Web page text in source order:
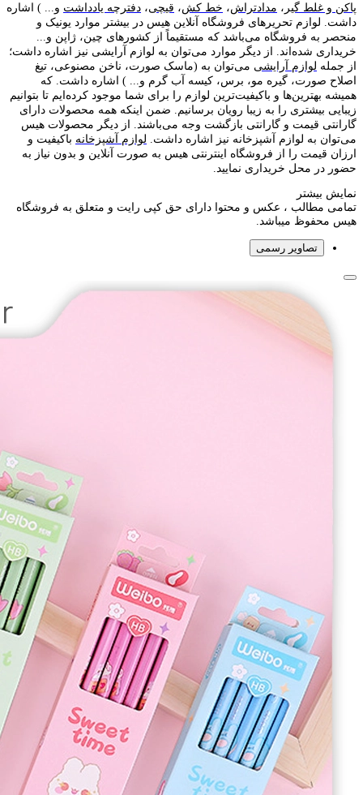
پاکن و غلط گیر ، مدادتراش، خط کش، قیچی، دفترچه یادداشت و... ) اشاره
داشت. لوازم تحریر‌های فروشگاه آنلاین هیس در بیشتر موارد یونیک و
منحصر به فروشگاه می‌باشد که مستقیماً از کشور‌های چین، ژاپن و...
خریداری شده‌اند. از دیگر موارد می‌توان به لوازم آرایشی نیز اشاره داشت؛
از جمله لوازم آرایشی می‌توان به (ماسک صورت، ناخن مصنوعی، تیغ
اصلاح صورت، گیره مو، برس، کیسه آب گرم و... ) اشاره داشت. که
همیشه بهترین‌ها و باکیفیت‌ترین لوازم را برای شما موجود کرده‌ایم تا بتوانیم
زیبایی بیشتری را به زیبا رویان برسانیم. ضمن اینکه همه محصولات دارای
گارانتی قیمت و گارانتی بازگشت وجه می‌باشند. از دیگر محصولات هیس
می‌توان به لوازم آشپزخانه نیز اشاره داشت. لوازم آشپزخانه باکیفیت و
ارزان قیمت را از فروشگاه اینترنتی هیس به صورت آنلاین و بدون نیاز به
حضور در محل خریداری نمایید.
نمایش بیشتر
تمامی مطالب ، عکس و محتوا دارای حق کپی رایت و متعلق به فروشگاه
هیس محفوظ میباشد.
تصاویر رسمی